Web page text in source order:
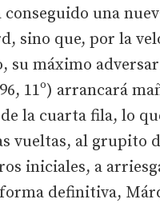
una
sino que, por la
su máximo
11º) arrancará
la cuarta fila, lo
vueltas, al grupito
iniciales, a
definitiva,